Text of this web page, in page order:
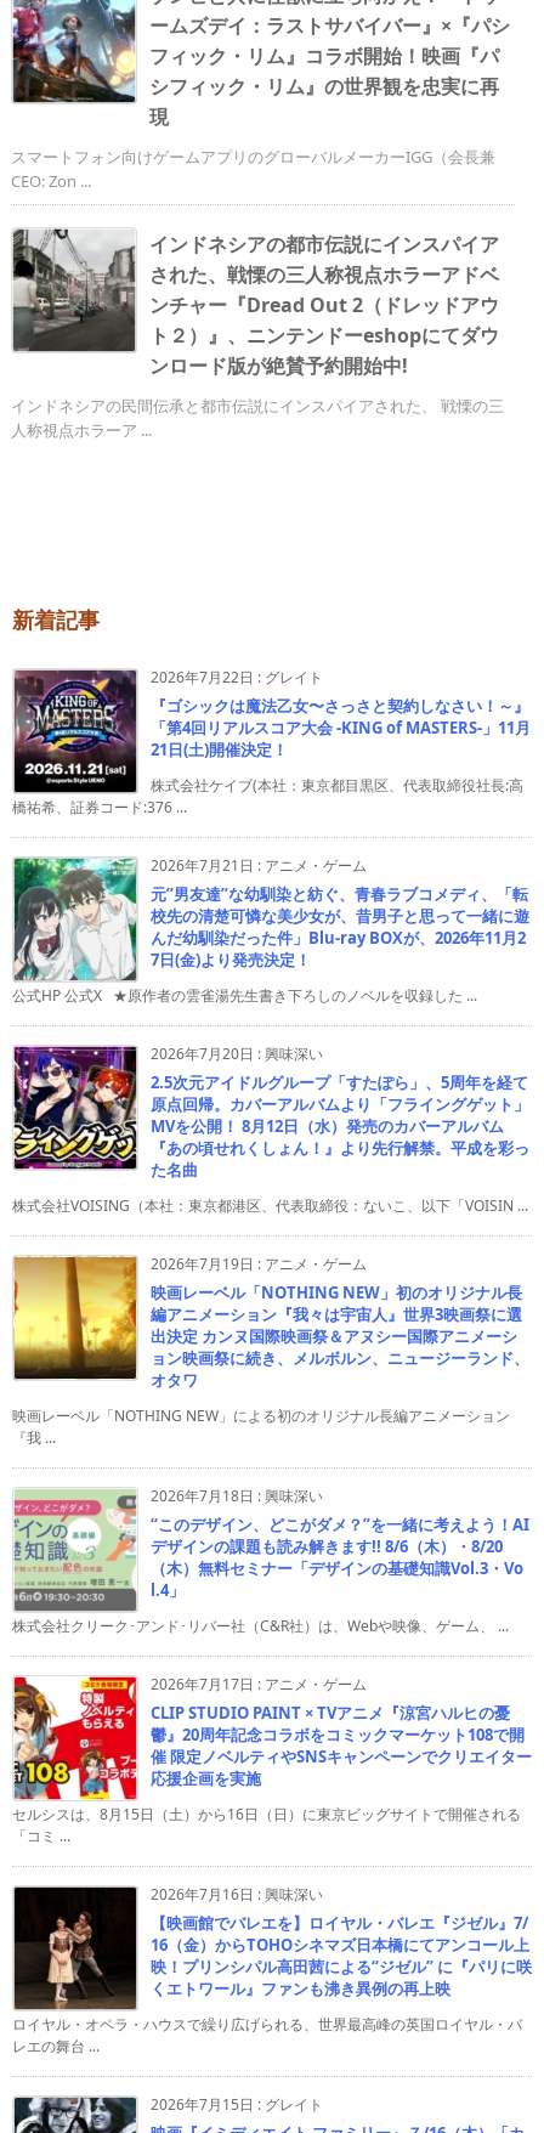
ームズデイ：ラストサバイバー』×『パシ
フィック・リム』コラボ開始！映画『パ
シフィック・リム』の世界観を忠実に再
現
スマートフォン向けゲームアプリのグローバルメーカーIGG（会長兼
CEO: Zon ...
インドネシアの都市伝説にインスパイア
された、戦慄の三人称視点ホラーアドベ
ンチャー『Dread Out 2（ドレッドアウ
ト２）』、ニンテンドーeshopにてダウ
ンロード版が絶賛予約開始中!
インドネシアの民間伝承と都市伝説にインスパイアされた、 戦慄の三
人称視点ホラーア ...
新着記事
2026年7月22日 : グレイト
『ゴシックは魔法乙女〜さっさと契約しなさい！～』
「第4回リアルスコア大会 -KING of MASTERS-」11月
21日(土)開催決定！
株式会社ケイブ(本社：東京都目黒区、代表取締役社長:高
橋祐希、証券コード:376 ...
2026年7月21日 : アニメ・ゲーム
元”男友達”な幼馴染と紡ぐ、青春ラブコメディ、「転
校先の清楚可憐な美少女が、昔男子と思って一緒に遊
んだ幼馴染だった件」Blu-ray BOXが、2026年11月2
7日(金)より発売決定！
公式HP 公式X ★原作者の雲雀湯先生書き下ろしのノベルを収録した ...
2026年7月20日 :興味深い
2.5次元アイドルグループ「すたぽら」、5周年を経て
原点回帰。カバーアルバムより「フライングゲット」
MVを公開！ 8月12日（水）発売のカバーアルバム
『あの頃せれくしょん！』より先行解禁。平成を彩っ
た名曲
株式会社VOISING（本社：東京都港区、代表取締役：ないこ、以下「VOISIN ...
2026年7月19日 : アニメ・ゲーム
映画レーベル「NOTHING NEW」初のオリジナル長
編アニメーション『我々は宇宙人』世界3映画祭に選
出決定 カンヌ国際映画祭＆アヌシー国際アニメーシ
ョン映画祭に続き、メルボルン、ニュージーランド、
オタワ
映画レーベル「NOTHING NEW」による初のオリジナル長編アニメーション
『我 ...
2026年7月18日 :興味深い
“このデザイン、どこがダメ？”を一緒に考えよう！AI
デザインの課題も読み解きます!! 8/6（木）・8/20
（木）無料セミナー「デザインの基礎知識Vol.3・Vo
l.4」
株式会社クリーク･アンド･リバー社（C&R社）は、Webや映像、ゲーム、 ...
2026年7月17日 : アニメ・ゲーム
CLIP STUDIO PAINT × TVアニメ『涼宮ハルヒの憂
鬱』20周年記念コラボをコミックマーケット108で開
催 限定ノベルティやSNSキャンペーンでクリエイター
応援企画を実施
セルシスは、8月15日（土）から16日（日）に東京ビッグサイトで開催される
「コミ ...
2026年7月16日 :興味深い
【映画館でバレエを】ロイヤル・バレエ『ジゼル』7/
16（金）からTOHOシネマズ日本橋にてアンコール上
映！プリンシパル高田茜による“ジゼル” に『パリに咲
くエトワール』ファンも沸き異例の再上映
ロイヤル・オペラ・ハウスで繰り広げられる、世界最高峰の英国ロイヤル・バ
レエの舞台 ...
2026年7月15日 : グレイト